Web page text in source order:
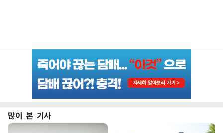
많이 본 기사